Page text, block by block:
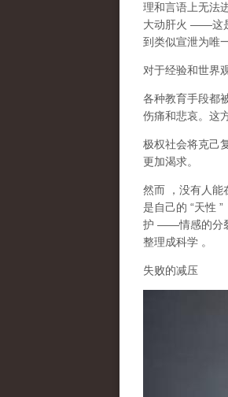
理和言语上无法
大动肝火 ——这
到类似宣泄为唯
对于经验和世界
各种教育手段都
伤痛和悲哀。这
极权社会将克己
更加渴求。
然而 ，没有人
是自己的 “天性 ”
护 ——情感的分
整理成科学 。
失败的减压